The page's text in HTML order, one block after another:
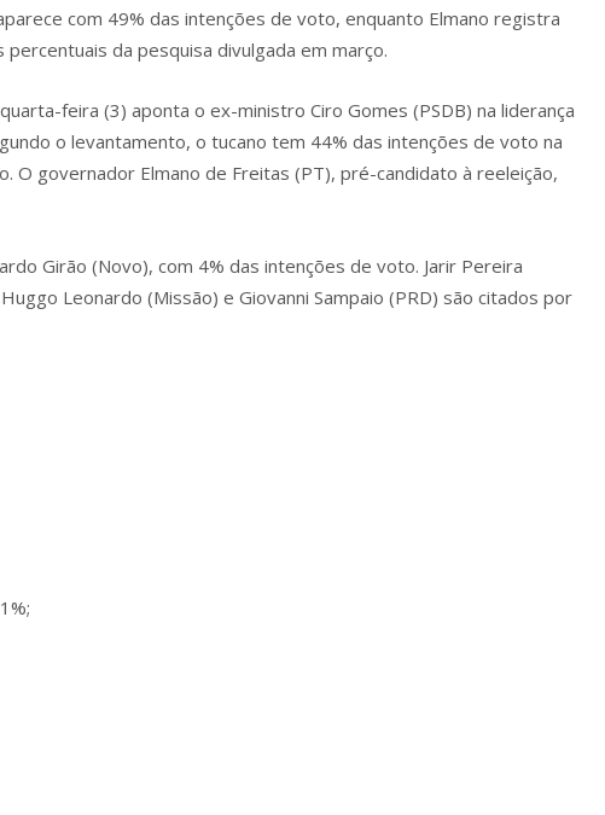
com 49% das intenções de voto, enquanto Elmano registra
da pesquisa divulgada em março.
feira (3) aponta o ex-ministro Ciro Gomes (PSDB) na liderança
o levantamento, o tucano tem 44% das intenções de voto na
O governador Elmano de Freitas (PT), pré-candidato à reeleição,
Girão (Novo), com 4% das intenções de voto. Jarir Pereira
Leonardo (Missão) e Giovanni Sampaio (PRD) são citados por